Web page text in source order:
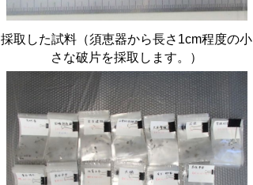
採取した試料（須恵器から長さ1cm程度の小
さな破片を採取します。）